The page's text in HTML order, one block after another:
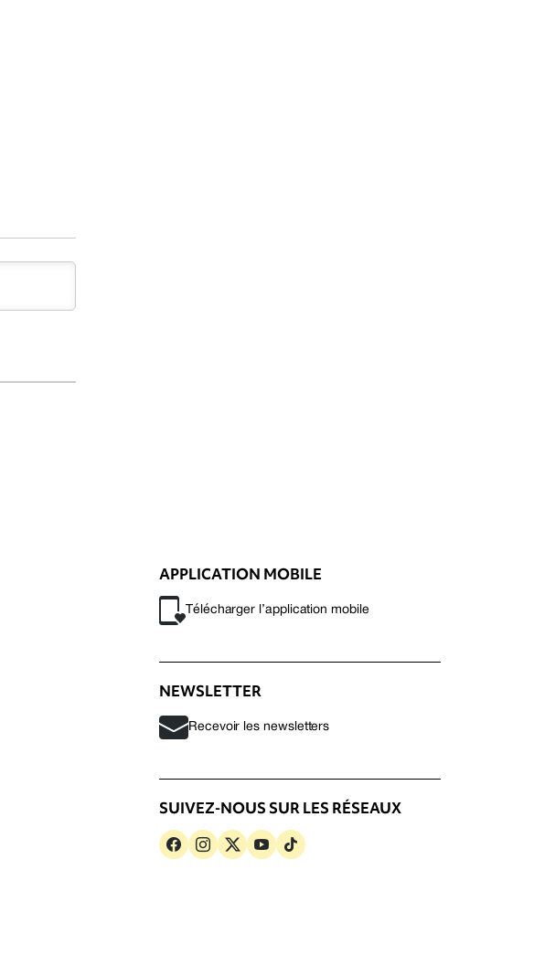
APPLICATION MOBILE
Télécharger l’application mobile
NEWSLETTER
Recevoir les newsletters
SUIVEZ-NOUS SUR LES RÉSEAUX